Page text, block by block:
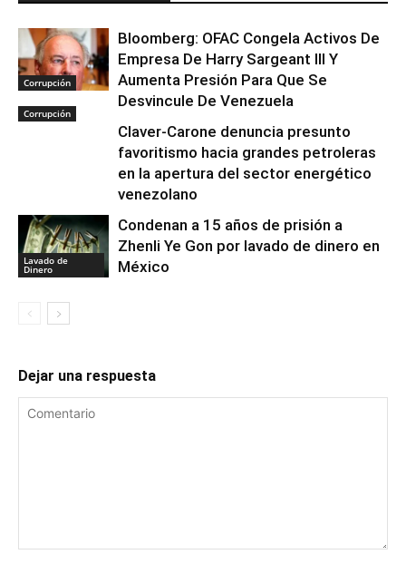
Corrupción
Bloomberg: OFAC Congela Activos De
Empresa De Harry Sargeant III Y
Aumenta Presión Para Que Se
Desvincule De Venezuela
Corrupción
Claver-Carone denuncia presunto
favoritismo hacia grandes petroleras
en la apertura del sector energético
venezolano
Lavado de
Dinero
Condenan a 15 años de prisión a
Zhenli Ye Gon por lavado de dinero en
México
Dejar una respuesta